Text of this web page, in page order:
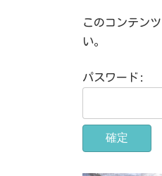
このコンテン
い。
パスワード: